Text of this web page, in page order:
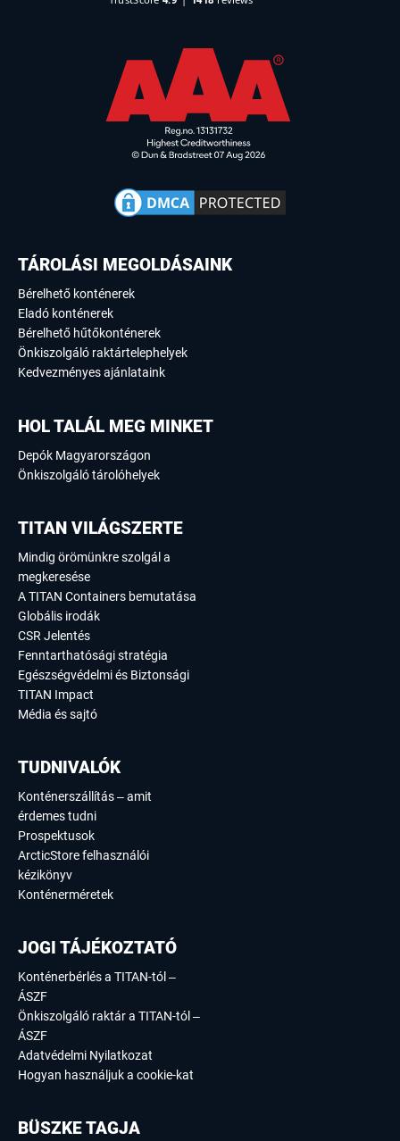
TÁROLÁSI MEGOLDÁSAINK
Bérelhető konténerek
Eladó konténerek
Bérelhető hűtőkonténerek
Önkiszolgáló raktártelephelyek
Kedvezményes ajánlataink
HOL TALÁL MEG MINKET
Depók Magyarországon
Önkiszolgáló tárolóhelyek
TITAN VILÁGSZERTE
Mindig örömünkre szolgál a
megkeresése
A TITAN Containers bemutatása
Globális irodák
CSR Jelentés
Fenntarthatósági stratégia
Egészségvédelmi és Biztonsági
TITAN Impact
Média és sajtó
TUDNIVALÓK
Konténerszállítás – amit
érdemes tudni
Prospektusok
ArcticStore felhasználói
kézikönyv
Konténerméretek
JOGI TÁJÉKOZTATÓ
Konténerbérlés a TITAN-tól –
ÁSZF
Önkiszolgáló raktár a TITAN-tól –
ÁSZF
Adatvédelmi Nyilatkozat
Hogyan használjuk a cookie-kat
BÜSZKE TAGJA